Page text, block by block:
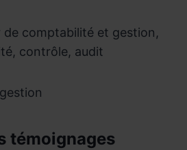
de comptabilité et gestion,
contrôle, audit
témoignages